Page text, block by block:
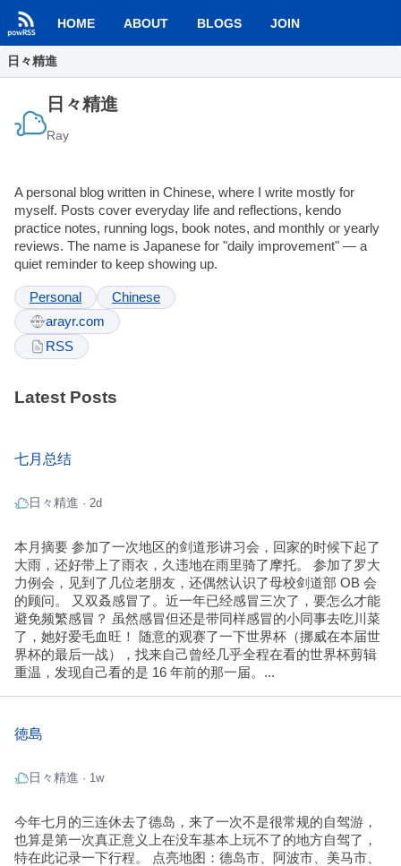
HOME ABOUT BLOGS JOIN
日々精進
日々精進
Ray
A personal blog written in Chinese, where I write mostly for
myself. Posts cover everyday life and reflections, kendo
practice notes, running logs, book notes, and monthly or yearly
reviews. The name is Japanese for "daily improvement" — a
quiet reminder to keep showing up.
Personal
Chinese
arayr.com
RSS
Latest Posts
七月总结
日々精進 · 2d
本月摘要 参加了一次地区的剑道形讲习会，回家的时候下起了
大雨，还好带上了雨衣，久违地在雨里骑了摩托。 参加了罗大
力例会，见到了几位老朋友，还偶然认识了母校剑道部 OB 会
的顾问。 又双叒感冒了。近一年已经感冒三次了，要怎么才能
避免频繁感冒？ 虽然感冒但还是带同样感冒的小同事去吃川菜
了，她好爱毛血旺！ 随意的观赛了一下世界杯（挪威在本届世
界杯的最后一战），找来自己曾经几乎全程在看的世界杯剪辑
重温，发现自己看的是 16 年前的那一届。...
徳島
日々精進 · 1w
今年七月的三连休去了德岛，来了一次不是很常规的自驾游，
也算是第一次真正意义上在没车基本上玩不了的地方自驾了，
特在此记录一下行程。 点亮地图：德岛市、阿波市、美马市、